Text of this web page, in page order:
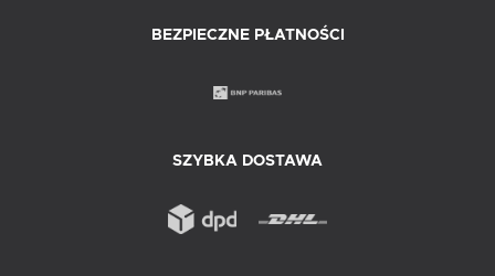
BEZPIECZNE PŁATNOŚCI
SZYBKA DOSTAWA